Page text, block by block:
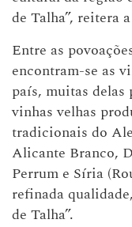
de Talha”, reitera
Entre as
encontram-se as
país, muitas delas
vinhas velhas
tradicionais do
Alicante Branco,
Perrum e Síria
refinada
de Talha”.